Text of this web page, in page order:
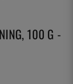
100 G -